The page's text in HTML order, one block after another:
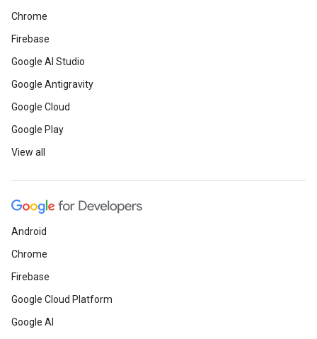
Chrome
Firebase
Google AI Studio
Google Antigravity
Google Cloud
Google Play
View all
Android
Chrome
Firebase
Google Cloud Platform
Google AI